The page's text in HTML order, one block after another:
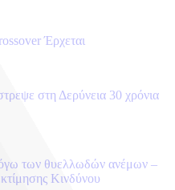
Έρχεται
στη Δερύνεια 30 χρόνια
των θυελλωδών ανέμων –
Κινδύνου